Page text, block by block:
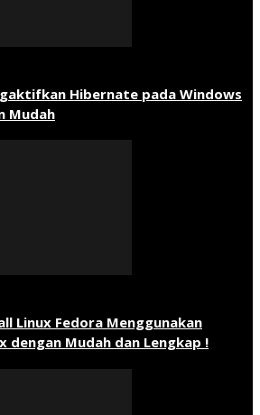
Hibernate pada Windows
Mudah
Linux Fedora Menggunakan
dengan Mudah dan Lengkap !